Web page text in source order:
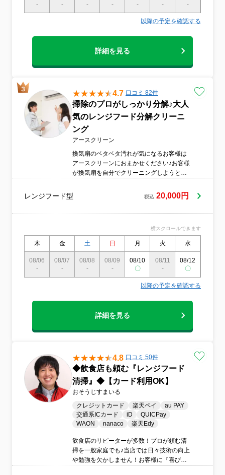
-
-
-
-
-
-
-
以降の予定を確認する
詳細を見る
4.7 口コミ 82件
掃除のプロがしっかり分解♪大人
気のレンジフード分解クリーニ
ング
アースクリーン
換気扇のベタベタ汚れが気になるお客様は
アースクリーンにおまかせください♪お客様
が換気扇を自分でクリーニングしようとし
タな油はがんばって掃除してもなかなか綺
麗にならない！とお悩みではないでしょう
け中から外までしっかり綺麗にさせていた
だきます。定期的にクリーニングすること
た電気部品への負担を和らげ換気扇の長持
ちにもつながります。
レンジフード型 税込 20,000円
横スクロールできます
木 金 土 日 月 火 水
08/06
-
08/07
-
08/08
-
08/09
-
08/10
〇
08/11
-
08/12
〇
以降の予定を確認する
詳細を見る
4.8 口コミ 50件
◆飲食店も頼む『レンジフード
清掃』◆【カード利用OK】
おそうじすまいる
クレジットカード
楽天ペイ
au PAY
交通系ICカード
iD
QUICPay
WAON
nanaco 楽天Edy
飲食店のリピーターが多数！プロが頼む清
掃を一般家庭でも♪当店では日々技術の向上
や勉強を欠かしません！お客様に『喜び』